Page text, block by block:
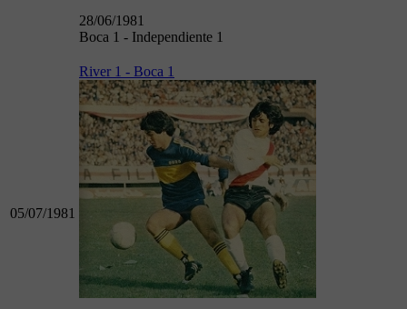
28/06/1981
Boca 1 - Independiente 1
05/07/1981
River 1 - Boca 1